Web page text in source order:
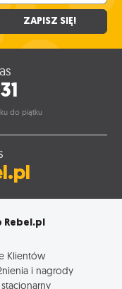
ZAPISZ SIĘ!
do piątku
Rebel.pl
Klientów
i nagrody